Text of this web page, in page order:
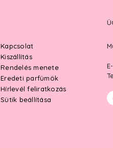
Kapcsolat
Kiszállítás
Rendelés menete
Eredeti parfümök
Hírlevél feliratkozás
Sütik beállítása